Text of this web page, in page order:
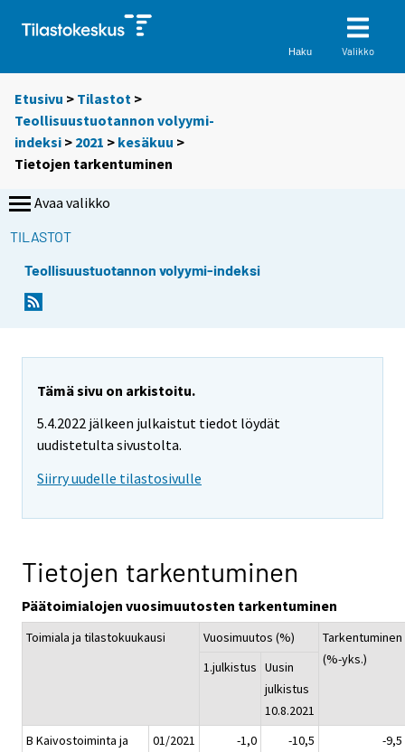
Haku Valikko
Etusivu > Tilastot >
Teollisuustuotannon volyymi-
indeksi > 2021 > kesäkuu >
Tietojen tarkentuminen
Avaa valikko
TILASTOT
Teollisuustuotannon volyymi-indeksi
Tämä sivu on arkistoitu.
5.4.2022 jälkeen julkaistut tiedot löydät
uudistetulta sivustolta.
Siirry uudelle tilastosivulle
Tietojen tarkentuminen
Päätoimialojen vuosimuutosten tarkentuminen
Toimiala ja tilastokuukausi Vuosimuutos (%)
Tarkentuminen
(%-yks.)
1.julkistus Uusin
julkistus
10.8.2021
B Kaivostoiminta ja
01/2021 -1,0 -10,5
-9,5